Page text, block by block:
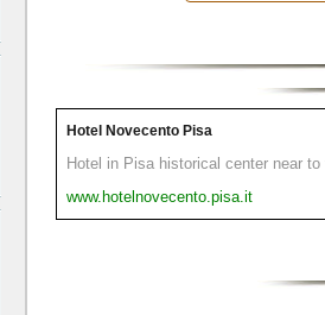
Hotel Novecento Pisa
Hotel in Pisa historical center near
www.hotelnovecento.pisa.it